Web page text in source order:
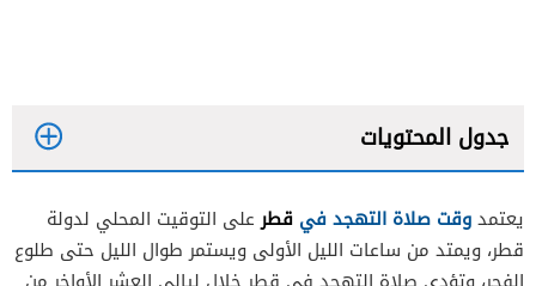
جدول المحتويات
يعتمدوقت صلاة التهجد في قطرعلى التوقيت المحلي لدولة
قطر، ويمتد من ساعات الليل الأولى ويستمر طوال الليل حتى طلوع